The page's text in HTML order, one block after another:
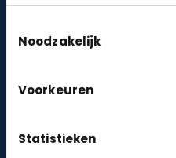
Noodzakelijk
Voorkeuren
Statistieken
Netwerkbekabeling
ONTDEKKEN